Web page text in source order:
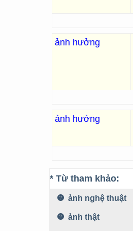
ảnh hưởng
ảnh hưởng
* Từ tham khảo:
ảnh nghệ thuật
ảnh thật